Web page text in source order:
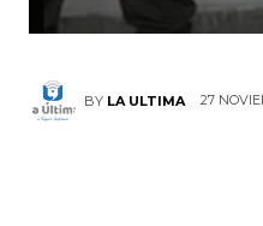
BY LA ULTIMA 27